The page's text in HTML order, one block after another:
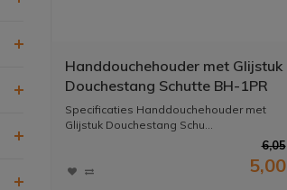
Handdouchehouder met Glijstuk
Douchestang Schutte BH-1PR
2.5cm ABS Chroom
Specificaties Handdouchehouder met
Glijstuk Douchestang Schu...
6,05
5,00